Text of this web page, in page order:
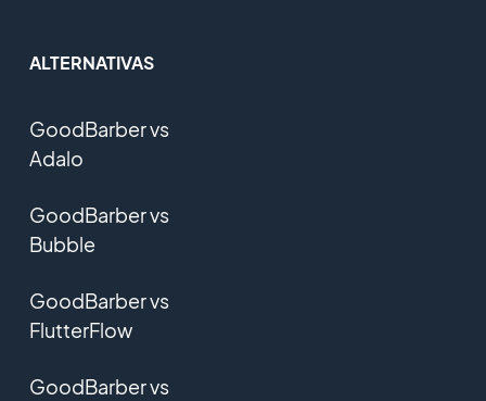
ALTERNATIVAS
GoodBarber vs
Adalo
GoodBarber vs
Bubble
GoodBarber vs
FlutterFlow
GoodBarber vs